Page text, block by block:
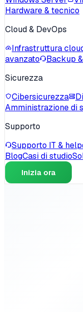
Hardware & tecnico
Cloud & DevOps
Infrastruttura
avanzato
Backup
Sicurezza
Cibersicurezza
Amministrazione di
Supporto
Supporto IT &
BlogCasi di studio
Inizia ora